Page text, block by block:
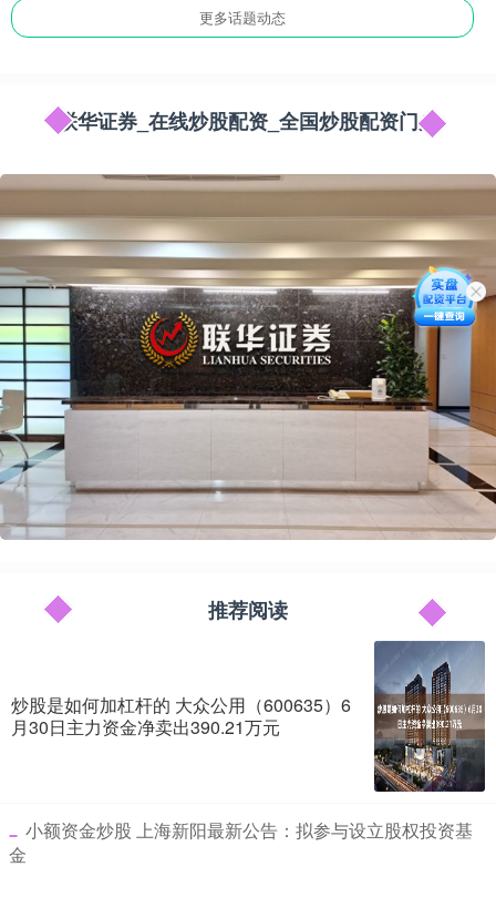
更多话题动态
联华证券_在线炒股配资_全国炒股配资门户
推荐阅读
炒股是如何加杠杆的 大众公用（600635）6
月30日主力资金净卖出390.21万元
​小额资金炒股 上海新阳最新公告：拟参与设立股权投资基
金